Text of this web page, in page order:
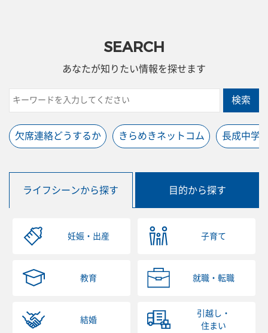
SEARCH
あなたが知りたい情報を探せます
検索
欠席連絡どうするか きらめきネットコム 長成中学
ライフシーンから探す 目的から探す
妊娠・出産 子育て
教育 就職・転職
結婚
引越し・
住まい